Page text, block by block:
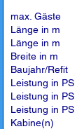
max. Gäste
Länge in m
Länge in m
Breite in m
Baujahr/Refit
Leistung in PS
Leistung in PS
Leistung in PS
Kabine(n)